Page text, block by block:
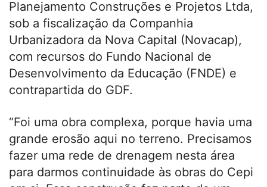
Planejamento Construções e Projetos Ltda,
sob a fiscalização da Companhia
Urbanizadora da Nova Capital (Novacap),
com recursos do Fundo Nacional de
Desenvolvimento da Educação (FNDE) e
contrapartida do GDF.
“Foi uma obra complexa, porque havia uma
grande erosão aqui no terreno. Precisamos
fazer uma rede de drenagem nesta área
para darmos continuidade às obras do Cepi